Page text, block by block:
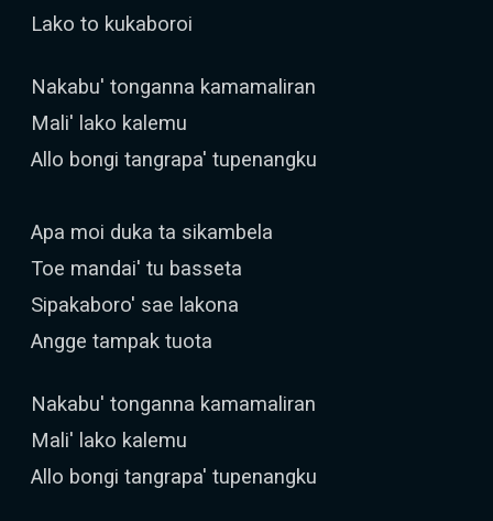
Lako to kukaboroi
Nakabu' tonganna kamamaliran
Mali' lako kalemu
Allo bongi tangrapa' tupenangku
Apa moi duka ta sikambela
Toe mandai' tu basseta
Sipakaboro' sae lakona
Angge tampak tuota
Nakabu' tonganna kamamaliran
Mali' lako kalemu
Allo bongi tangrapa' tupenangku